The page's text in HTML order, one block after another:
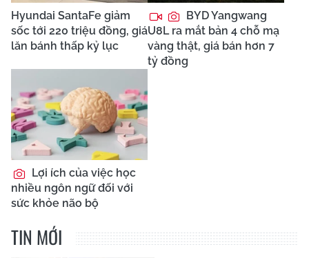
Hyundai SantaFe giảm
sốc tới 220 triệu đồng, giá
lăn bánh thấp kỷ lục
BYD Yangwang
U8L ra mắt bản 4 chỗ mạ
vàng thật, giá bán hơn 7
tỷ đồng
Lợi ích của việc học
nhiều ngôn ngữ đối với
sức khỏe não bộ
TIN MỚI